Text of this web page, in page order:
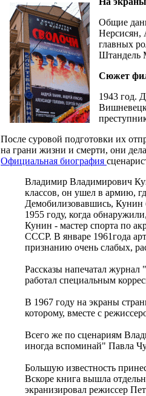
Общие
Нерсисян,
главных
Штандель
Сюжет
1943 год.
После суровой подготовки их
на грани жизни и смерти, они
Официальная биография
Владимир Владимирович
классов, он ушел в армию,
Демобилизовавшись, Кунин
1955 году, когда
Кунин - мастер спорта по
СССР. В январе 1961года
признанию очень слабых,
Рассказы напечатал
работал специальным
В 1967 году на экраны
которому, вместе с
Всего же по сценариям
иногда вспоминай" Павла
Большую известность
Вскоре книга вышла
экранизировал режиссер